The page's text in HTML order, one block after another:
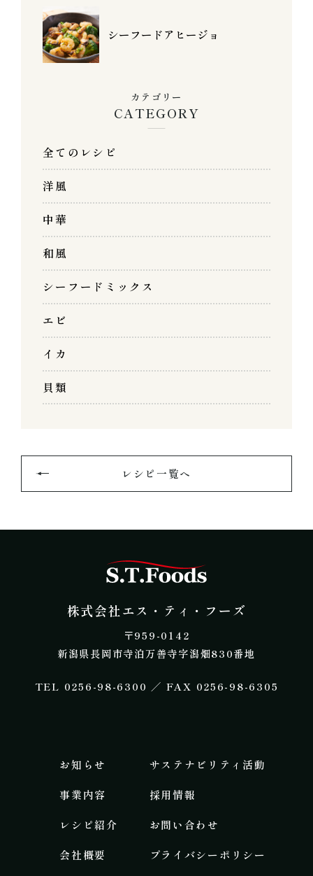
シーフードアヒージョ
カテゴリー
CATEGORY
全てのレシピ
洋風
中華
和風
シーフードミックス
エビ
イカ
貝類
レシピ一覧へ
株式会社エス・ティ・フーズ
​〒959-0142
新潟県長岡市寺泊万善寺字潟畑830番地
​TEL 0256-98-6300 ／ FAX 0256-98-6305
お知らせ
事業内容​
レシピ紹介
会社概要
サステナビリティ活動
採用情報
お問い合わせ
プライバシーポリシー